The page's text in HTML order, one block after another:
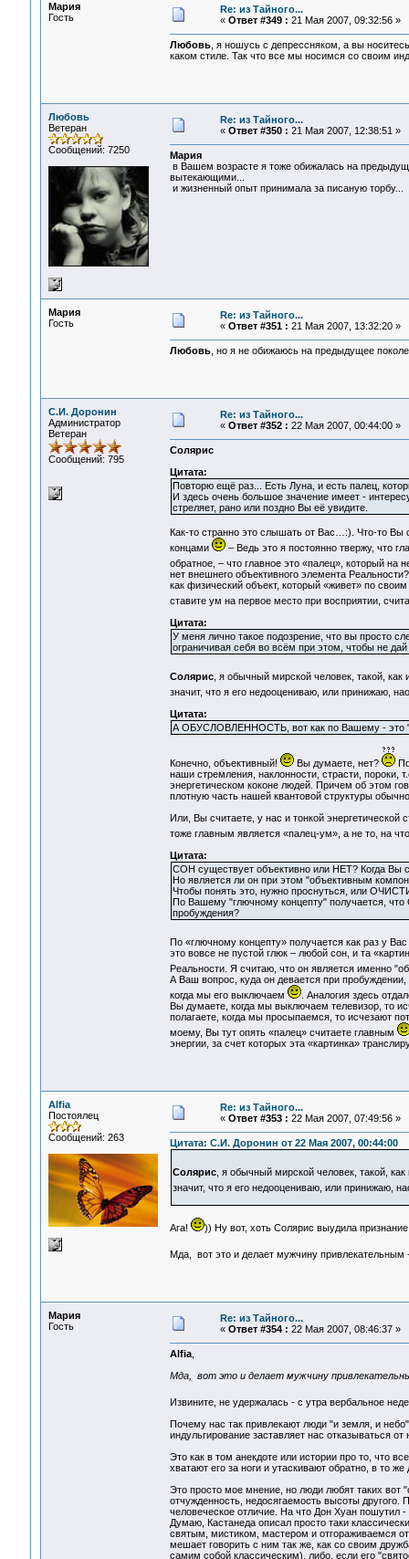
Мария
Гость
Re: из Тайного...
« Ответ #349 : 21 Мая 2007, 09:32:56 »
Любовь, я ношусь с депрессняком, а вы
каком стиле. Так что все мы носимся со своим
Любовь
Ветеран
Сообщений: 7250
Re: из Тайного...
« Ответ #350 : 21 Мая 2007, 12:38:51 »
Мария
в Вашем возрасте я тоже обижалась на
вытекающими...
и жизненный опыт принимала за писаную торбу...
Мария
Гость
Re: из Тайного...
« Ответ #351 : 21 Мая 2007, 13:32:20 »
Любовь, но я не обижаюсь на предыдущее
С.И. Доронин
Администратор
Ветеран
Сообщений: 795
Re: из Тайного...
« Ответ #352 : 22 Мая 2007, 00:44:00 »
Солярис
Цитата:
Повторю ещё раз... Есть Луна, и есть палец,
И здесь очень большое значение имеет -
стреляет, рано или поздно Вы её увидите.
Как-то странно это слышать от Вас…:). Что-то Вы
концами
– Ведь это я постоянно твержу, что
обратное, – что главное это «палец», который на
нет внешнего объективного элемента
как физический объект, который «живет» по
ставите ум на первое место при восприятии,
Цитата:
У меня лично такое подозрение, что вы просто
ограничивая себя во всём при этом, чтобы не дай
Солярис, я обычный мирской человек, такой,
значит, что я его недооцениваю, или принижаю,
Цитата:
А ОБУСЛОВЛЕННОСТЬ, вот как по Вашему - это
Конечно, объективный! Вы думаете, нет?
наши стремления, наклонности, страсти, пороки,
энергетическом коконе людей. Причем об этом
плотную часть нашей квантовой структуры
Или, Вы считаете, у нас и тонкой
тоже главным является «палец-ум», а не то, на
Цитата:
СОН существует объективно или НЕТ? Когда Вы
Но является ли он при этом "объективным
Чтобы понять это, нужно проснуться, или
По Вашему "глючному концепту" получается,
пробуждения?
По «глючному концепту» получается как раз у
это вовсе не пустой глюк – любой сон, и та
Реальности. Я считаю, что он является именно
А Ваш вопрос, куда он девается при
когда мы его выключаем
. Аналогия здесь
Вы думаете, когда мы выключаем телевизор, то
полагаете, когда мы просыпаемся, то исчезают
моему, Вы тут опять «палец» считаете главным
энергии, за счет которых эта «картинка»
Alfia
Постоялец
Сообщений: 263
Re: из Тайного...
« Ответ #353 : 22 Мая 2007, 07:49:56 »
Цитата: С.И. Доронин от 22 Мая 2007, 00:44:00
Солярис, я обычный мирской человек, такой,
значит, что я его недооцениваю, или принижаю,
Ага! )) Ну вот, хоть Солярис выудила
Мда, вот это и делает мужчину
Мария
Гость
Re: из Тайного...
« Ответ #354 : 22 Мая 2007, 08:46:37 »
Alfia,
Мда, вот это и делает мужчину
Извините, не удержалась - с утра вербальное
Почему нас так привлекают люди "и земля, и
индульгирование заставляет нас отказываться от
Это как в том анекдоте или истории про то, что
хватают его за ноги и утаскивают обратно, в то
Это просто мое мнение, но люди любят таких вот
отчужденность, недосягаемость высоты другого.
человеческое отличие. На что Дон Хуан пошутил
Думаю, Кастанеда описал просто таки
святым, мистиком, мастером и отгораживаемся от
мешает говорить с ним так же, как со своим
самим собой классическим), либо, если его